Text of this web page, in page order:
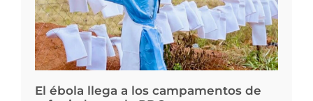
El ébola llega a los campamentos de